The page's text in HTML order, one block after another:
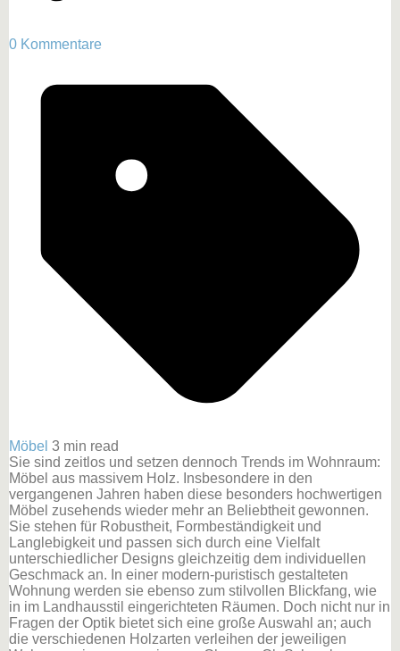
0 Kommentare
Möbel 3 min read
Sie sind zeitlos und setzen dennoch Trends im Wohnraum:
Möbel aus massivem Holz. Insbesondere in den
vergangenen Jahren haben diese besonders hochwertigen
Möbel zusehends wieder mehr an Beliebtheit gewonnen.
Sie stehen für Robustheit, Formbeständigkeit und
Langlebigkeit und passen sich durch eine Vielfalt
unterschiedlicher Designs gleichzeitig dem individuellen
Geschmack an. In einer modern-puristisch gestalteten
Wohnung werden sie ebenso zum stilvollen Blickfang, wie
in im Landhausstil eingerichteten Räumen. Doch nicht nur in
Fragen der Optik bietet sich eine große Auswahl an; auch
die verschiedenen Holzarten verleihen der jeweiligen